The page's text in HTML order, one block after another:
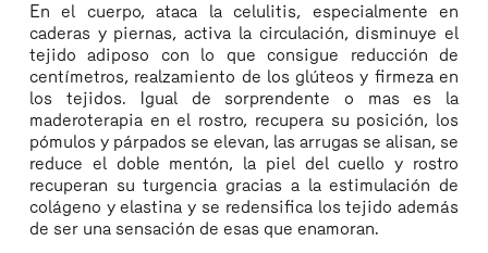
En el cuerpo, ataca la celulitis, especialmente en
caderas y piernas, activa la circulación, disminuye el
tejido adiposo con lo que consigue reducción de
centímetros, realzamiento de los glúteos y firmeza en
los tejidos. Igual de sorprendente o mas es la
maderoterapia en el rostro, recupera su posición, los
pómulos y párpados se elevan, las arrugas se alisan, se
reduce el doble mentón, la piel del cuello y rostro
recuperan su turgencia gracias a la estimulación de
colágeno y elastina y se redensifica los tejido además
de ser una sensación de esas que enamoran.